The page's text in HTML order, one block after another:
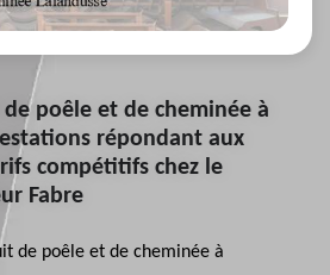
poêle et de cheminée à
répondant aux
compétitifs chez le
Fabre
de poêle et de cheminée à